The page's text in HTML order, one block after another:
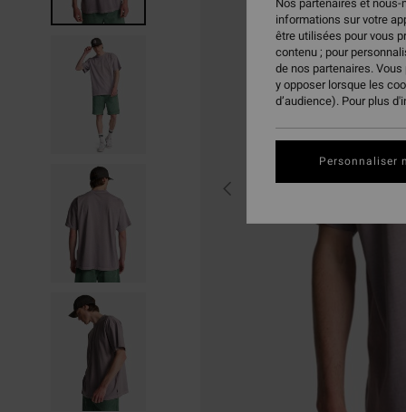
informations sur votre
être utilisées pour vous
contenu ; pour
de nos partenaires.
y opposer lorsque les
d’audience). Pour plus
Personnaliser